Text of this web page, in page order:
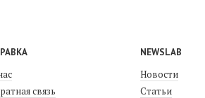
связь
NEWSLAB
Новости
Статьи